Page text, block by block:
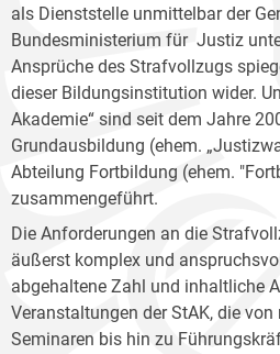
als Dienststelle unmittelbar der
Bundesministerium für Justiz
Ansprüche des Strafvollzugs
dieser Bildungsinstitution wider.
Akademie“ sind seit dem Jahre
Grundausbildung (ehem.
Abteilung Fortbildung (ehem.
zusammengeführt.
Die Anforderungen an die
äußerst komplex und
abgehaltene Zahl und inhaltliche
Veranstaltungen der StAK, die
Seminaren bis hin zu